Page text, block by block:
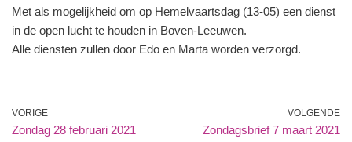
Met als mogelijkheid om op Hemelvaartsdag (13-05) een dienst
in de open lucht te houden in Boven-Leeuwen.
Alle diensten zullen door Edo en Marta worden verzorgd.
VORIGE
Zondag 28 februari 2021
VOLGENDE
Zondagsbrief 7 maart 2021